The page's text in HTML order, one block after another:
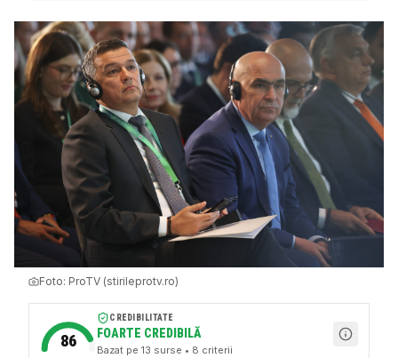
Foto: ProTV (stirileprotv.ro)
86
CREDIBILITATE
FOARTE CREDIBILĂ
Bazat pe 13 surse • 8 criterii